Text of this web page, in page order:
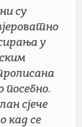
су
у
посебно.
сјече
кад се